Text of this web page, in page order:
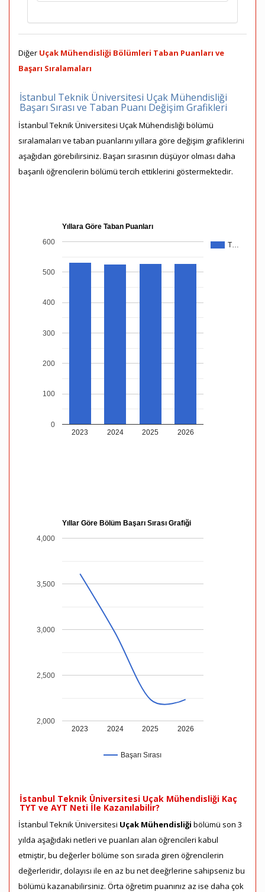
Diğer Uçak Mühendisliği Bölümleri Taban Puanları ve
Başarı Sıralamaları
İstanbul Teknik Üniversitesi Uçak Mühendisliği
Başarı Sırası ve Taban Puanı Değişim Grafikleri
İstanbul Teknik Üniversitesi Uçak Mühendisliği bölümü
sıralamaları ve taban puanlarını yıllara göre değişim grafiklerini
aşağıdan görebilirsiniz. Başarı sırasının düşüyor olması daha
başarılı öğrencilerin bölümü tercih ettiklerini göstermektedir.
Yıllara Göre Taban Puanları
T…
2023 2024 2025 2026
0
100
200
300
400
500
600
Yıllar Göre Bölüm Başarı Sırası Grafiği
Başarı Sırası
2023 2024 2025 2026
2,000
2,500
3,000
3,500
4,000
İstanbul Teknik Üniversitesi Uçak Mühendisliği Kaç
TYT ve AYT Neti İle Kazanılabilir?
İstanbul Teknik Üniversitesi Uçak Mühendisliği bölümü son 3
yılda aşağıdaki netleri ve puanları alan öğrencileri kabul
etmiştir, bu değerler bölüme son sırada giren öğrencilerin
değerleridir, dolayısı ile en az bu net deeğrlerine sahipseniz bu
bölümü kazanabilirsiniz. Örta öğretim puanınız az ise daha çok